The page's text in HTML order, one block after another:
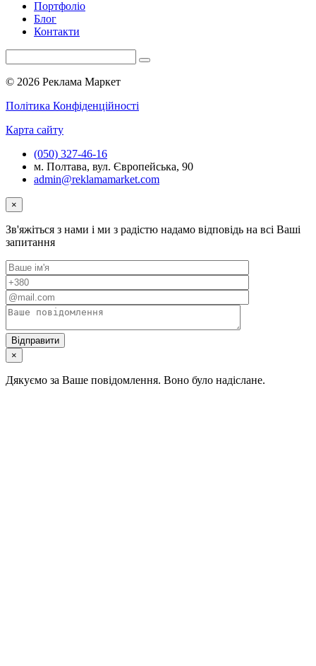
Портфоліо
Блог
Контакти
© 2026 Реклама Маркет
Політика Конфіденційності
Карта сайту
(050) 327-46-16
м. Полтава, вул. Європейська, 90
admin@reklamamarket.com
×
Зв'яжіться з нами і ми з радістю надамо відповідь на всі Ваші
запитання
×
Дякуємо за Ваше повідомлення. Воно було надіслане.